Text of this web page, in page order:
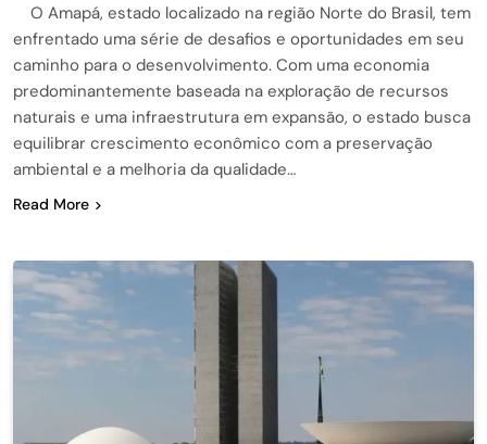
O Amapá, estado localizado na região Norte do Brasil, tem
enfrentado uma série de desafios e oportunidades em seu
caminho para o desenvolvimento. Com uma economia
predominantemente baseada na exploração de recursos
naturais e uma infraestrutura em expansão, o estado busca
equilibrar crescimento econômico com a preservação
ambiental e a melhoria da qualidade…
Read More